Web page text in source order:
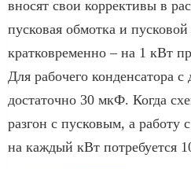
вносят свои коррективы в
пусковая обмотка и
кратковременно – на 1 кВт
Для рабочего конденсатора с
достаточно 30 мкФ. Когда
разгон с пусковым, а работу
на каждый кВт потребуется